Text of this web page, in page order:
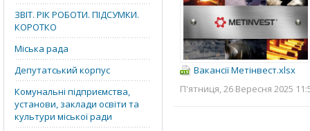
ЗВІТ. РІК РОБОТИ. ПІДСУМКИ.
КОРОТКО
Міська рада
Депутатський корпус
Комунальні підприємства,
установи, заклади освіти та
культури міської ради
Вакансії Метінвест.xlsx
П'ятниця, 26 Вересня 2025